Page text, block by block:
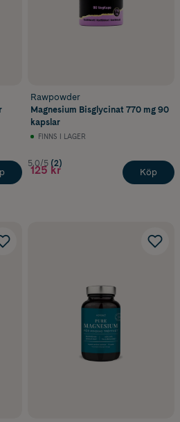
Rawpowder
Magnesium Bisglycinat 770 mg 90
kapslar
FINNS I LAGER
5.0/5 (2)
125 kr Köp